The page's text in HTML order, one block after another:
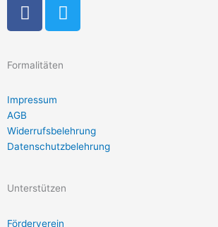
a
b
o
k
-
w
t
Formalitäten
Impressum
AGB
Widerrufsbelehrung
Datenschutzbelehrung
Unterstützen
Förderverein